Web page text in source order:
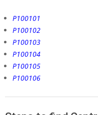
P100101
P100102
P100103
P100104
P100105
P100106